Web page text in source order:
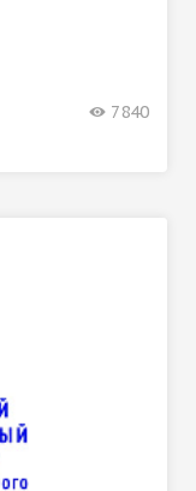
7840